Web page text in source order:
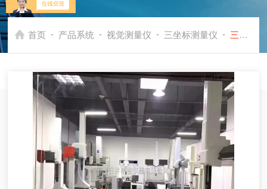
首页 - 产品系统 - 视觉测量仪 - 三坐标测量仪 - 三坐标移机厂家